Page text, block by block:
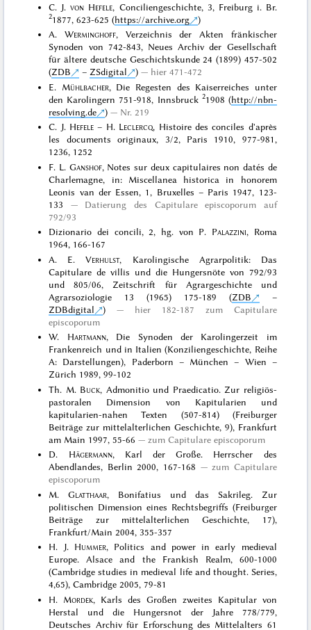
C. J.von Hefele, Conciliengeschichte, 3, Freiburg i. Br.
21877, 623-625 (https://archive.org
)
A. Werminghoff, Verzeichnis der Akten fränkischer
Synoden von 742-843, Neues Archiv der Gesellschaft
für ältere deutsche Geschichtskunde 24 (1899) 457-502
(ZDB –ZSdigital )
hier 471-472
E. Mühlbacher, Die Regesten des Kaiserreiches unter
den Karolingern 751-918, Innsbruck 21908 (http://nbn-
resolving.de
)
Nr. 219
C. J. Hefele – H. Leclercq, Histoire des conciles d'après
les documents originaux, 3/2, Paris 1910, 977-981,
1236, 1252
F. L. Ganshof, Notes sur deux capitulaires non datés de
Charlemagne, in: Miscellanea historica in honorem
Leonis van der Essen, 1, Bruxelles – Paris 1947, 123-
133
Datierung des Capitulare episcoporum auf
792/93
Dizionario dei concili, 2, hg. von P. Palazzini, Roma
1964, 166-167
A. E.Verhulst, Karolingische Agrarpolitik: Das
Capitulare de villis und die Hungersnöte von 792/93
und 805/06, Zeitschrift für Agrargeschichte und
Agrarsoziologie 13 (1965) 175-189 (ZDB
–
ZDBdigital
)
hier 182-187 zum Capitulare
episcoporum
W. Hartmann, Die Synoden der Karolingerzeit im
Frankenreich und in Italien (Konziliengeschichte, Reihe
A: Darstellungen), Paderborn – München – Wien –
Zürich 1989, 99-102
Th. M. Buck, Admonitio und Praedicatio. Zur religiös-
pastoralen Dimension von Kapitularien und
kapitularien-nahen Texten (507-814) (Freiburger
Beiträge zur mittelalterlichen Geschichte, 9), Frankfurt
am Main 1997, 55-66
zum Capitulare episcoporum
D. Hägermann, Karl der Große. Herrscher des
Abendlandes, Berlin 2000, 167-168
zum Capitulare
episcoporum
M.Glatthaar, Bonifatius und das Sakrileg. Zur
politischen Dimension eines Rechtsbegriffs (Freiburger
Beiträge zur mittelalterlichen Geschichte, 17),
Frankfurt/Main 2004, 355-357
H. J. Hummer, Politics and power in early medieval
Europe. Alsace and the Frankish Realm, 600-1000
(Cambridge studies in medieval life and thought. Series,
4,65), Cambridge 2005, 79-81
H. Mordek, Karls des Großen zweites Kapitular von
Herstal und die Hungersnot der Jahre 778/779,
Deutsches Archiv für Erforschung des Mittelalters 61